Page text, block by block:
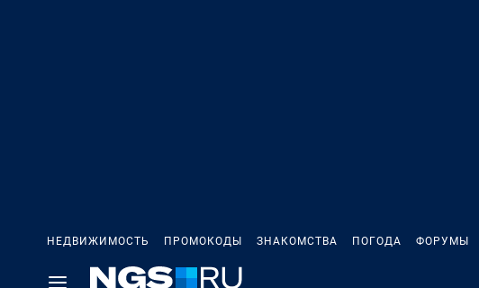
НЕДВИЖИМОСТЬ ПРОМОКОДЫ ЗНАКОМСТВА ПОГОДА ФОРУМЫ